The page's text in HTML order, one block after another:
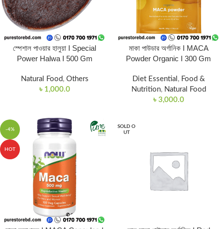
স্পেশাল পাওয়ার হালুয়া I Special
Power Halwa I 500 Gm
Natural Food, Others
৳ 1,000.0
মাকা পাউডার অর্গানিক I MACA
Powder Organic I 300 Gm
Diet Essential , Food &
Nutrition, Natural Food
৳ 3,000.0
-4%
HOT
SOLD O
UT